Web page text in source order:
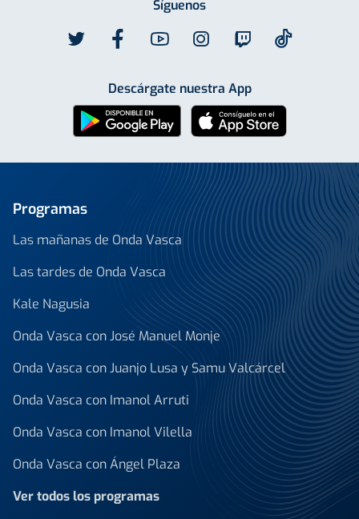
Síguenos
Descárgate nuestra App
Programas
Las mañanas de Onda Vasca
Las tardes de Onda Vasca
Kale Nagusia
Onda Vasca con José Manuel Monje
Onda Vasca con Juanjo Lusa y Samu Valcárcel
Onda Vasca con Imanol Arruti
Onda Vasca con Imanol Vilella
Onda Vasca con Ángel Plaza
Ver todos los programas